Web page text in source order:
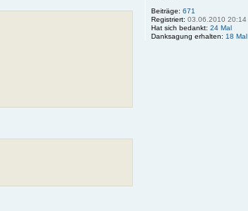
Beiträge: 671
Registriert: 03.06.2010 20:14
Hat sich bedankt: 24 Mal
Danksagung erhalten: 18 Mal